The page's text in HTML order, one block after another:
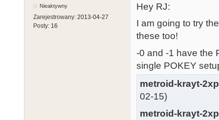
Nieaktywny
Zarejestrowany: 2013-04-27
Posty: 16
Hey RJ:
I am going to try
these too!
-0 and -1 have the
single POKEY
metroid-krayt-
02-15)
metroid-krayt-